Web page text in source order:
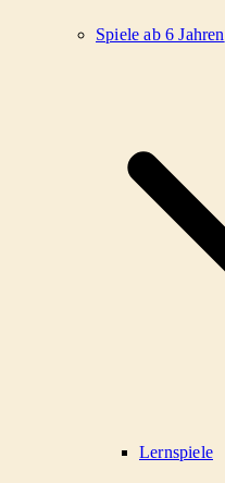
Spiele ab 6 Jahren
Lernspiele